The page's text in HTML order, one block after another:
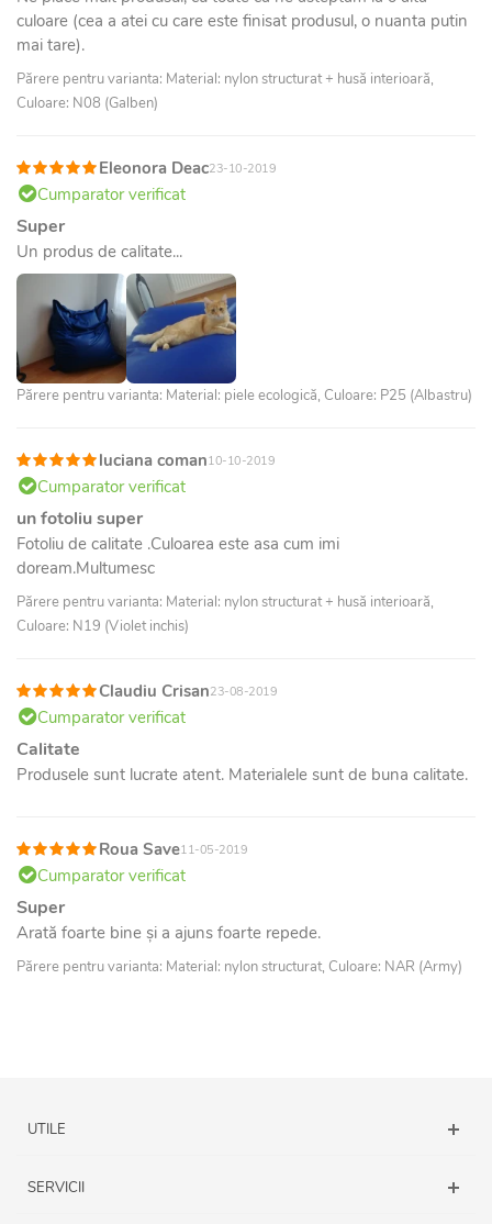
culoare (cea a atei cu care este finisat produsul, o nuanta putin
mai tare).
Părere pentru varianta: Material: nylon structurat + husă interioară,
Culoare: N08 (Galben)
Eleonora Deac23-10-2019
Cumparator verificat
Super
Un produs de calitate...
Părere pentru varianta: Material: piele ecologică, Culoare: P25 (Albastru)
luciana coman10-10-2019
Cumparator verificat
un fotoliu super
Fotoliu de calitate .Culoarea este asa cum imi
doream.Multumesc
Părere pentru varianta: Material: nylon structurat + husă interioară,
Culoare: N19 (Violet inchis)
Claudiu Crisan23-08-2019
Cumparator verificat
Calitate
Produsele sunt lucrate atent. Materialele sunt de buna calitate.
Roua Save11-05-2019
Cumparator verificat
Super
Arată foarte bine și a ajuns foarte repede.
Părere pentru varianta: Material: nylon structurat, Culoare: NAR (Army)
UTILE
SERVICII